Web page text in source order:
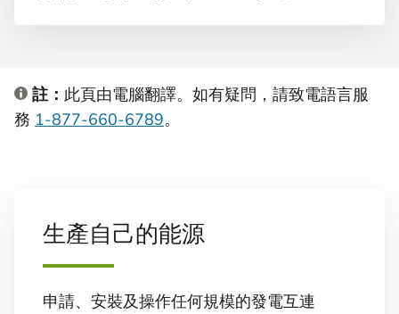
註： 此頁由電腦翻譯。如有疑問，請致電語言服
務 1-877-660-6789。
生產自己的能源
申請、安裝及操作任何規模的發電互連